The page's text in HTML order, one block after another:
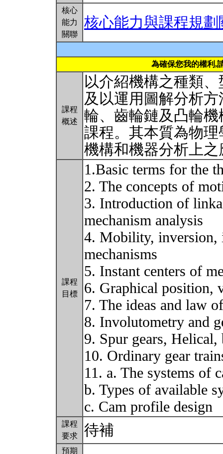
核心
能力
關聯
核心能力與課程規劃
為確保您我的權利,
課程
概述
以介紹機構之種類
及以運用圖解分析
輪、齒輪鏈及凸輪
課程。其本質為物理
機構和機器分析上
課程
目標
1.Basic terms for the
2. The concepts of
3. Introduction of
mechanism analysis
4. Mobility, inversion,
mechanisms
5. Instant centers of
6. Graphical position,
7. The ideas and law
8. Involutometry and
9. Spur gears,
10. Ordinary gear
11. a. The systems of
b. Types of available
c. Cam profile design
課程
要求
待補
預期